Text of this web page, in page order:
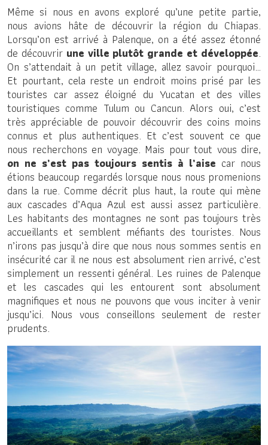
Même si nous en avons exploré qu’une petite partie,
nous avions hâte de découvrir la région du Chiapas.
Lorsqu’on est arrivé à Palenque, on a été assez étonné
de découvrir une ville plutôt grande et développée.
On s’attendait à un petit village, allez savoir pourquoi…
Et pourtant, cela reste un endroit moins prisé par les
touristes car assez éloigné du Yucatan et des villes
touristiques comme Tulum ou Cancun. Alors oui, c’est
très appréciable de pouvoir découvrir des coins moins
connus et plus authentiques. Et c’est souvent ce que
nous recherchons en voyage. Mais pour tout vous dire,
on ne s’est pas toujours sentis à l’aise car nous
étions beaucoup regardés lorsque nous nous promenions
dans la rue. Comme décrit plus haut, la route qui mène
aux cascades d’Aqua Azul est aussi assez particulière.
Les habitants des montagnes ne sont pas toujours très
accueillants et semblent méfiants des touristes. Nous
n’irons pas jusqu’à dire que nous nous sommes sentis en
insécurité car il ne nous est absolument rien arrivé, c’est
simplement un ressenti général. Les ruines de Palenque
et les cascades qui les entourent sont absolument
magnifiques et nous ne pouvons que vous inciter à venir
jusqu’ici. Nous vous conseillons seulement de rester
prudents.